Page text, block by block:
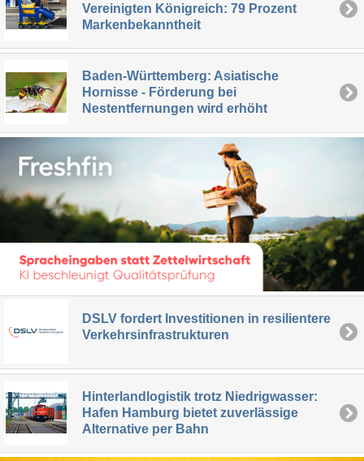
Vereinigten Königreich: 79 Prozent
Markenbekanntheit
Baden-Württemberg: Asiatische
Hornisse - Förderung bei
Nestentfernungen wird erhöht
DSLV fordert Investitionen in resilientere
Verkehrsinfrastrukturen
Hinterlandlogistik trotz Niedrigwasser:
Hafen Hamburg bietet zuverlässige
Alternative per Bahn